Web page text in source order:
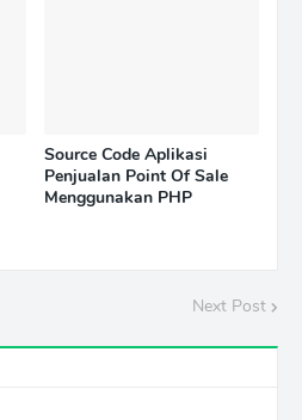
Source Code Aplikasi
Penjualan Point Of Sale
Menggunakan PHP
Next Post